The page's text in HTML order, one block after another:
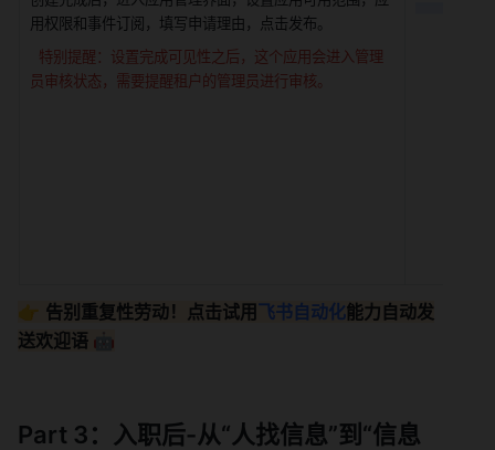
用权限和事件订阅，填写申请理由，点击发布。
特别提醒：设置完成可见性之后，这个应用会进入管理
员审核状态，需要提醒租户的管理员进行审核。
👉 告别重复性劳动！点击试用 飞书自动化能力自动发
送欢迎语 🤖
Part 3：入职后-从“人找信息”到“信息